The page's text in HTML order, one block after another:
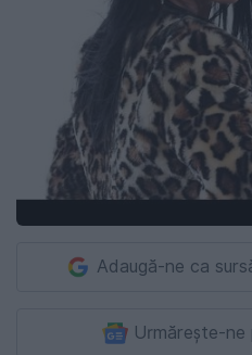
Adaugă-ne ca
Urmărește-ne